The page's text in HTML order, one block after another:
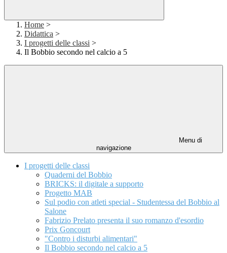
Home >
Didattica >
I progetti delle classi >
Il Bobbio secondo nel calcio a 5
Menu di
navigazione
I progetti delle classi
Quaderni del Bobbio
BRICKS: il digitale a supporto
Progetto MAB
Sul podio con atleti special - Studentessa del Bobbio al
Salone
Fabrizio Prelato presenta il suo romanzo d'esordio
Prix Goncourt
"Contro i disturbi alimentari"
Il Bobbio secondo nel calcio a 5